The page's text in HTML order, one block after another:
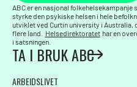
ABC er en nasjonal folkehelsekampanje
styrke den psykiske helsen i hele
utviklet ved Curtin university i Australia,
flere land.
Helsedirektoratet har en
i satsningen.
TA I BRUK ABC
ARBEIDSLIVET